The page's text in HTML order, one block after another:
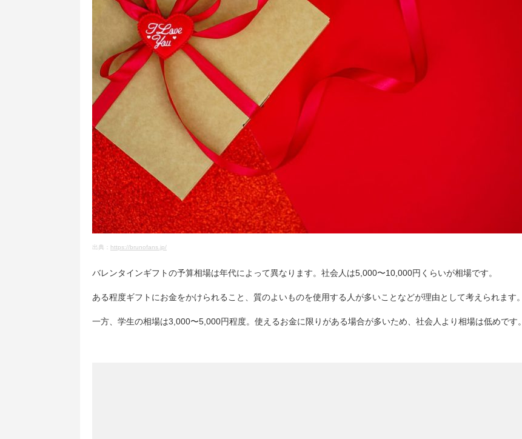
出典： https://brunofans.jp/
バレンタインギフトの予算相場は年代によって異なります。社会人は5,000〜10,000円くらいが相場です。
ある程度ギフトにお金をかけられること、質のよいものを使用する人が多いことなどが理由として考えられます。
一方、学生の相場は3,000〜5,000円程度。使えるお金に限りがある場合が多いため、社会人より相場は低めです。